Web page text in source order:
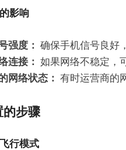
影响
强度： 确保手机信号良好
连接： 如果网络不稳定，
网络状态： 有时运营商的
的步骤
行模式